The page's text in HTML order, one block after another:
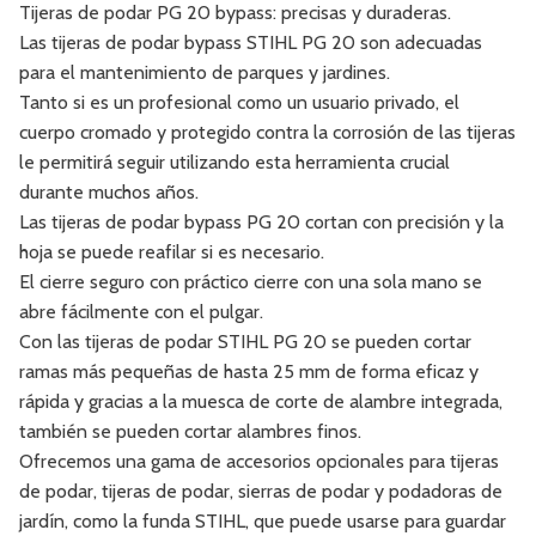
Tijeras de podar PG 20 bypass: precisas y duraderas.
Las tijeras de podar bypass STIHL PG 20 son adecuadas
para el mantenimiento de parques y jardines.
Tanto si es un profesional como un usuario privado, el
cuerpo cromado y protegido contra la corrosión de las tijeras
le permitirá seguir utilizando esta herramienta crucial
durante muchos años.
Las tijeras de podar bypass PG 20 cortan con precisión y la
hoja se puede reafilar si es necesario.
El cierre seguro con práctico cierre con una sola mano se
abre fácilmente con el pulgar.
Con las tijeras de podar STIHL PG 20 se pueden cortar
ramas más pequeñas de hasta 25 mm de forma eficaz y
rápida y gracias a la muesca de corte de alambre integrada,
también se pueden cortar alambres finos.
Ofrecemos una gama de accesorios opcionales para tijeras
de podar, tijeras de podar, sierras de podar y podadoras de
jardín, como la funda STIHL, que puede usarse para guardar